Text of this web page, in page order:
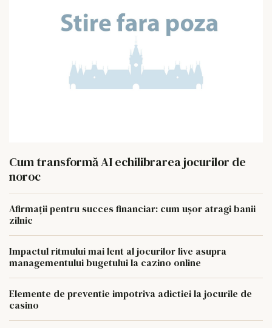
Cum transformă AI echilibrarea jocurilor de
noroc
Afirmații pentru succes financiar: cum ușor atragi banii
zilnic
Impactul ritmului mai lent al jocurilor live asupra
managementului bugetului la cazino online
Elemente de preventie impotriva adictiei la jocurile de
casino